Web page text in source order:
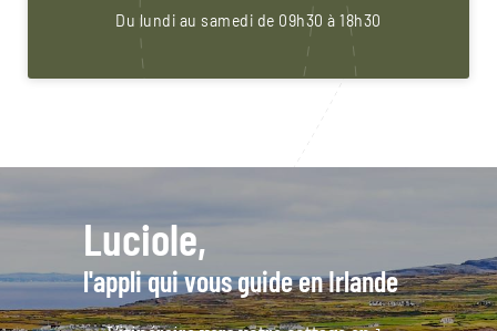
Du lundi au samedi de 09h30 à 18h30
Luciole,
l'appli qui vous guide en Irlande